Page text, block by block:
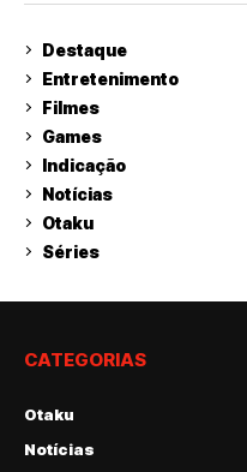
Destaque
Entretenimento
Filmes
Games
Indicação
Notícias
Otaku
Séries
CATEGORIAS
Otaku
Notícias